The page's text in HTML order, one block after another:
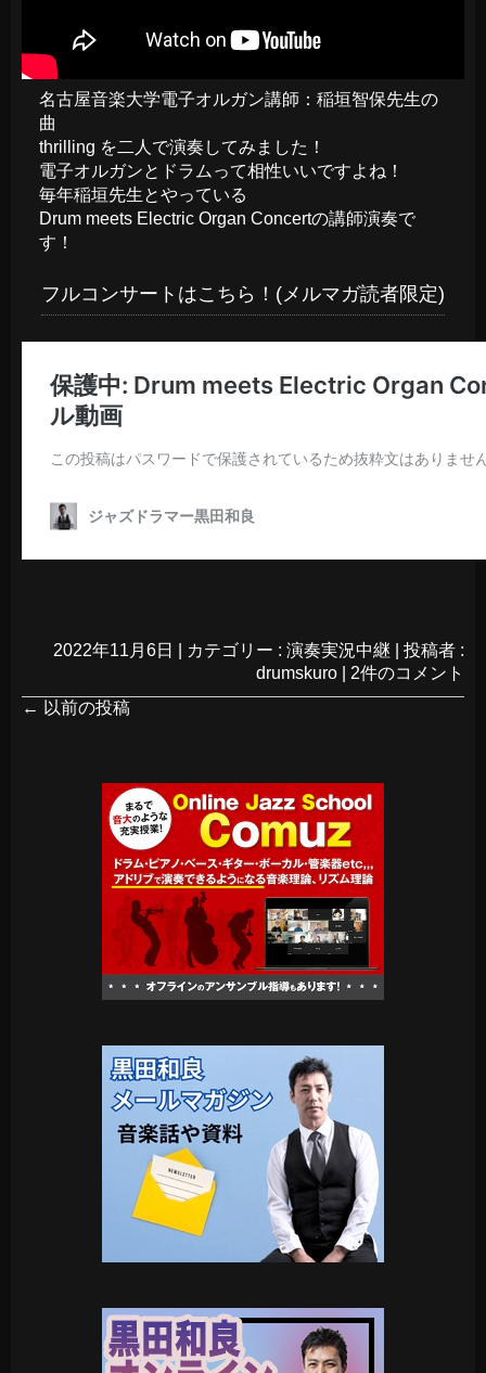
名古屋音楽大学電子オルガン講師：稲垣智保先生の
曲
thrilling を二人で演奏してみました！
電子オルガンとドラムって相性いいですよね！
毎年稲垣先生とやっている
Drum meets Electric Organ Concertの講師演奏で
す！
フルコンサートはこちら！(メルマガ読者限定)
2022年11月6日 カテゴリー : 演奏実況中継
投稿者 :
drumskuro
2件のコメント
← 以前の投稿